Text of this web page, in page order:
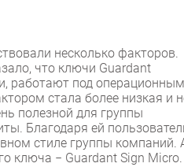
несколько факторов.
что ключи Guardant
работают под
стала более низкая и
полезной для группы
Благодаря ей
стиле группы компаний.
ключа − Guardant Sign Micro.